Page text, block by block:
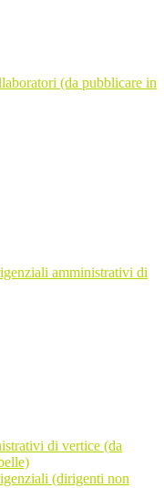
(da pubblicare in
amministrativi di
di vertice (da
(dirigenti non